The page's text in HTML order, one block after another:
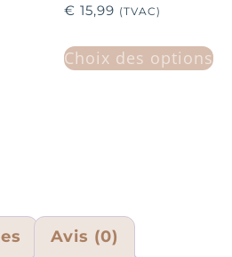
€ 15,99 (TVAC)
Choix des options
Avis (0)